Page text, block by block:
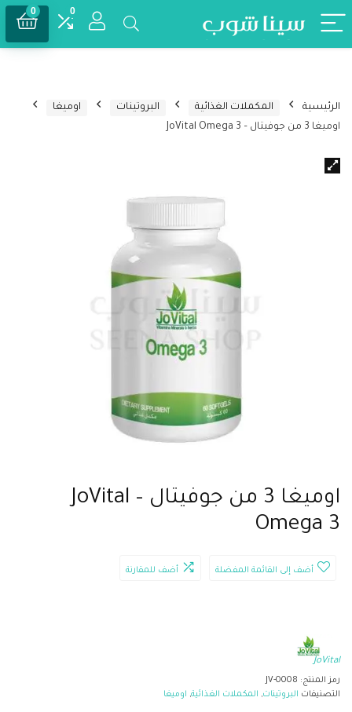
0
0
الرئيسية المكملات الغذائية البروتينات
اوميغا
اوميغا 3 من جوفيتال – JoVital Omega 3
اوميغا 3 من جوفيتال – JoVital
Omega 3
أضف إلى القائمة المفضلة أضف للمقارنة
JoVital
رمز المنتج: JV-0008
التصنيفات البروتينات, المكملات الغذائية, اوميغا